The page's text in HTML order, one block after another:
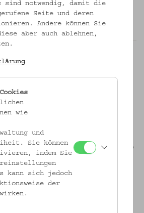
Blick auf die Begrifflichkeiten zu
durch die Aneignung der Inhalte der
auf einer historischen,
analytischen Ebene dem
und aus diesem Kontextwissen einen
„reco(r)ding Heimat“ zu gestalten.
eine große Rolle und haben eine
die Meinungsbildungsprozesse
Ohne Kontextwissen aber können
werden. Durch das Gestalten
wird die kulturelle und politische
gestärkt und die freie
sind notwendig, damit die
Seite und deren
Andere können Sie
aber auch ablehnen,
wie
und
Sie können
indem Sie
kann sich jedoch
der